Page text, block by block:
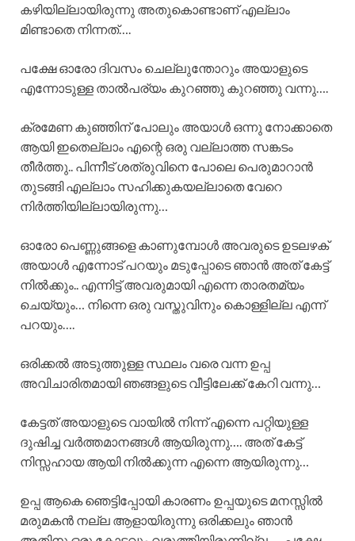
കഴിയില്ലായിരുന്നു അതുകൊണ്ടാണ് എല്ലാം
മിണ്ടാതെ നിന്നത്….
പക്ഷേ ഓരോ ദിവസം ചെല്ലുന്തോറും അയാളുടെ
എന്നോടുള്ള താൽപര്യം കുറഞ്ഞു കുറഞ്ഞു വന്നു….
ക്രമേണ കുഞ്ഞിന് പോലും അയാൾ ഒന്നു നോക്കാതെ
ആയി ഇതെല്ലാം എന്റെ ഒരു വല്ലാത്ത സങ്കടം
തീർത്തു.. പിന്നീട് ശത്രുവിനെ പോലെ പെരുമാറാൻ
തുടങ്ങി എല്ലാം സഹിക്കുകയല്ലാതെ വേറെ
നിർത്തിയില്ലായിരുന്നു…
ഓരോ പെണ്ണുങ്ങളെ കാണുമ്പോൾ അവരുടെ ഉടലഴക്
അയാൾ എന്നോട് പറയും മടുപ്പോടെ ഞാൻ അത് കേട്ട്
നിൽക്കും.. എന്നിട്ട് അവരുമായി എന്നെ താരതമ്യം
ചെയ്യും… നിന്നെ ഒരു വസ്തുവിനും കൊള്ളില്ല എന്ന്
പറയും….
ഒരിക്കൽ അടുത്തുള്ള സ്ഥലം വരെ വന്ന ഉപ്പ
അവിചാരിതമായി ഞങ്ങളുടെ വീട്ടിലേക്ക് കേറി വന്നു…
കേട്ടത് അയാളുടെ വായിൽ നിന്ന് എന്നെ പറ്റിയുള്ള
ദുഷിച്ച വർത്തമാനങ്ങൾ ആയിരുന്നു…. അത് കേട്ട്
നിസ്സഹായ ആയി നിൽക്കുന്ന എന്നെ ആയിരുന്നു…
ഉപ്പ ആകെ ഞെട്ടിപ്പോയി കാരണം ഉപ്പയുടെ മനസ്സിൽ
മരുമകൻ നല്ല ആളായിരുന്നു ഒരിക്കലും ഞാൻ